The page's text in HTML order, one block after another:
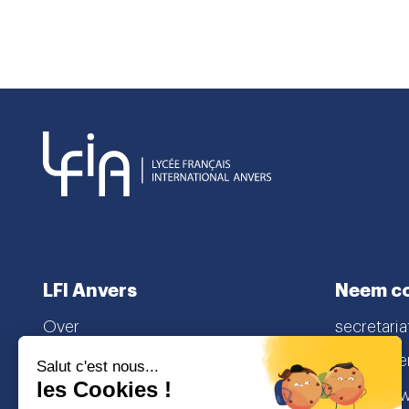
LFI Anvers
Over
Niveaus
Inschrijvingen
Neem
2018